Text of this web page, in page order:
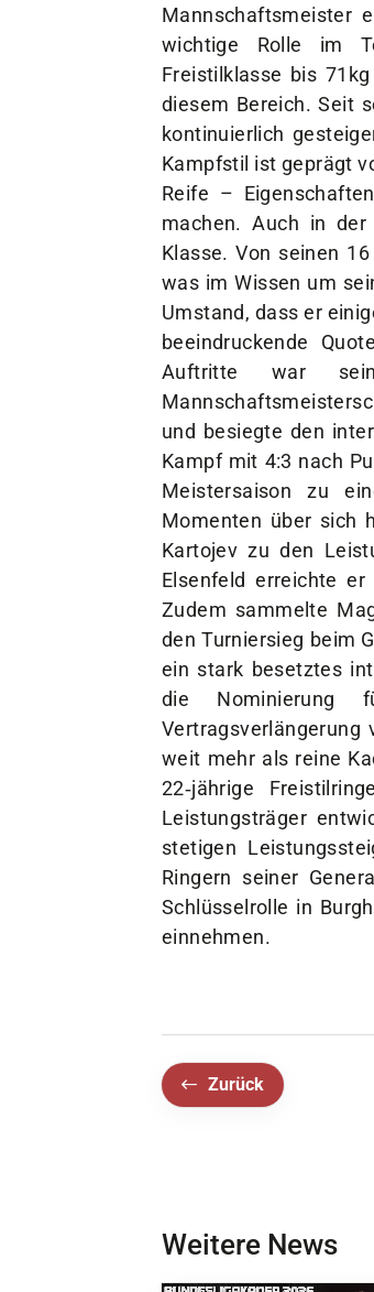
Mannschaftsmeister
wichtige Rolle im
Freistilklasse bis
diesem Bereich. Seit
kontinuierlich
Kampfstil ist geprägt
Reife –
machen. Auch in der
Klasse. Von seinen
was im Wissen um
Umstand, dass er
beeindruckende
Auftritte war
und besiegte den
Kampf mit 4:3 nach
Meistersaison zu
Momenten über sich
Kartojev zu den
Elsenfeld erreichte
Zudem sammelte
den Turniersieg beim
ein stark besetztes
die Nominierung
Vertragsverlängerung
weit mehr als reine
22‑jährige
Leistungsträger
stetigen
Ringern seiner
Schlüsselrolle in
einnehmen.
Zurück
Weitere News